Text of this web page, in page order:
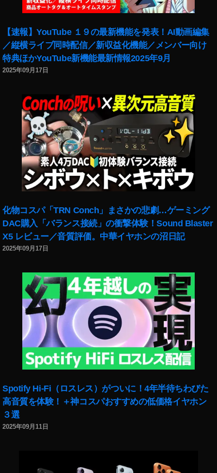
【速報】YouTube １９の最新機能を発表！AI動画編集
／縦横ライブ同時配信／新収益化機能／メンバー向け
特典ほかYouTube新機能最新情報2025年9月
2025年09月17日
化物コスパ「TRN Conch」まさかの悲劇…ゲーミング
DAC購入「バランス接続」の衝撃体験！Sound Blaster
X5 レビュー／音質評価。中華イヤホンの沼日記
2025年09月17日
Spotify Hi-Fi（ロスレス）がついに！4年半待ちわびた
高音質を体験！＋神コスパおすすめの低価格イヤホン
３選
2025年09月11日